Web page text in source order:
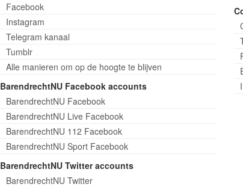
Facebook
Instagram
Telegram kanaal
Tumblr
Alle manieren om op de hoogte te blijven
BarendrechtNU Facebook accounts
BarendrechtNU Facebook
BarendrechtNU Live Facebook
BarendrechtNU 112 Facebook
BarendrechtNU Sport Facebook
BarendrechtNU Twitter accounts
BarendrechtNU Twitter